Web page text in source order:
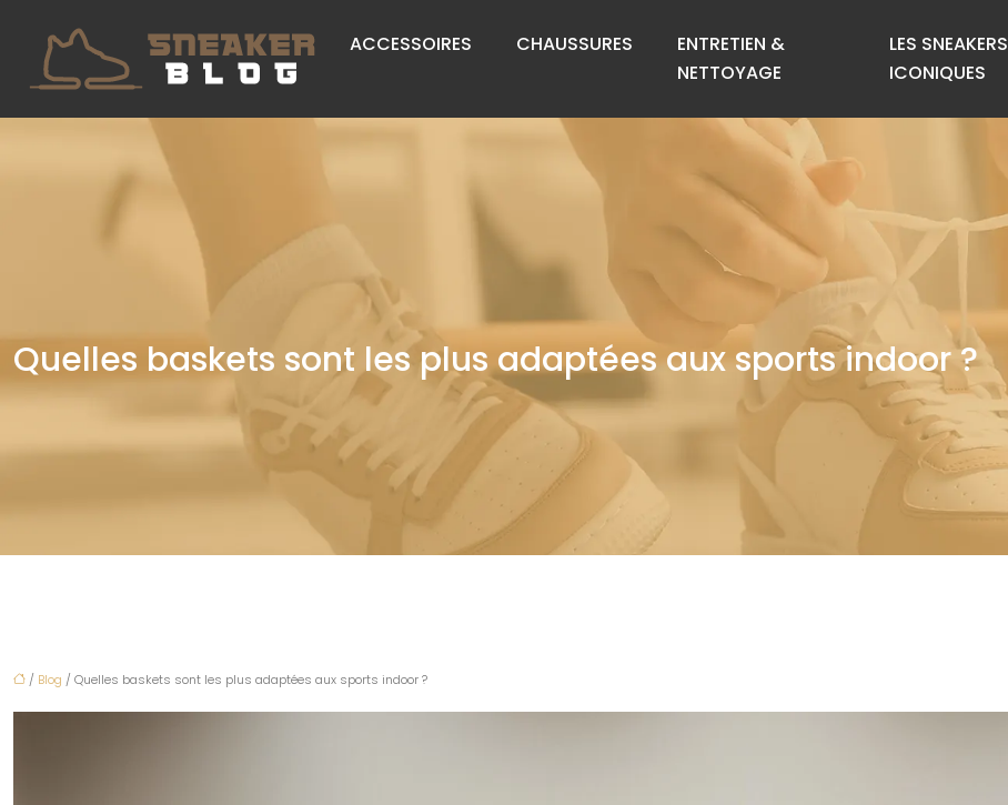
ACCESSOIRES CHAUSSURES
ENTRETIEN &
NETTOYAGE
LES SNEAKERS
ICONIQUES
Quelles baskets sont les plus adaptées aux sports indoor ?
/ Blog / Quelles baskets sont les plus adaptées aux sports indoor ?